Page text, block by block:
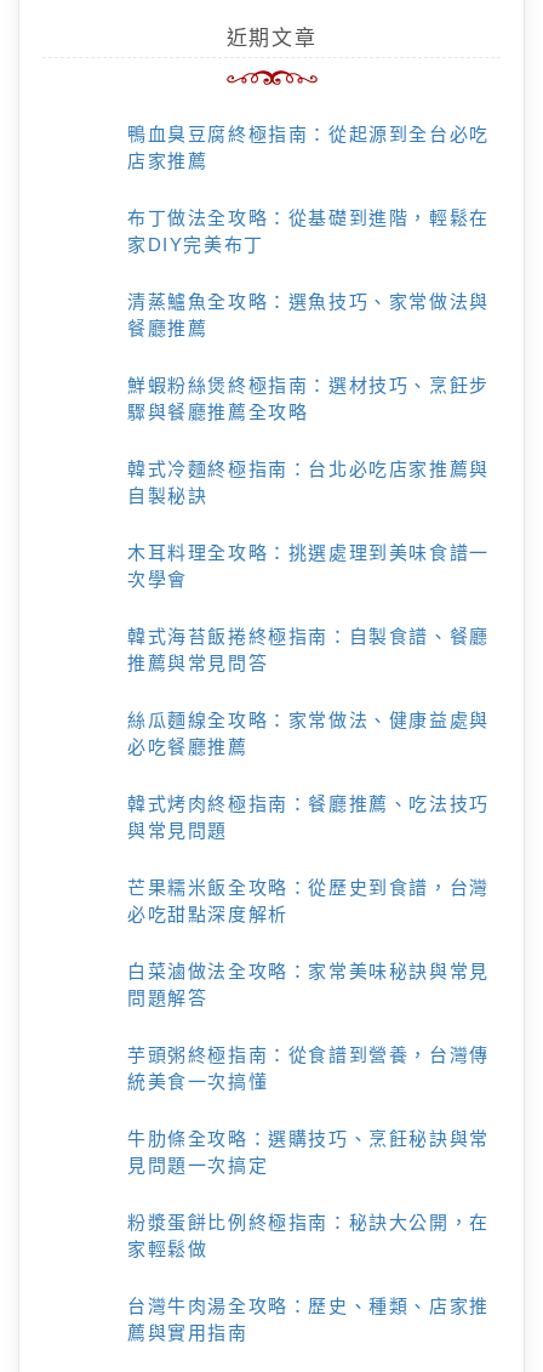
近期文章
鴨血臭豆腐終極指南：從起源到全台必吃
店家推薦
布丁做法全攻略：從基礎到進階，輕鬆在
家DIY完美布丁
清蒸鱸魚全攻略：選魚技巧、家常做法與
餐廳推薦
鮮蝦粉絲煲終極指南：選材技巧、烹飪步
驟與餐廳推薦全攻略
韓式冷麵終極指南：台北必吃店家推薦與
自製秘訣
木耳料理全攻略：挑選處理到美味食譜一
次學會
韓式海苔飯捲終極指南：自製食譜、餐廳
推薦與常見問答
絲瓜麵線全攻略：家常做法、健康益處與
必吃餐廳推薦
韓式烤肉終極指南：餐廳推薦、吃法技巧
與常見問題
芒果糯米飯全攻略：從歷史到食譜，台灣
必吃甜點深度解析
白菜滷做法全攻略：家常美味秘訣與常見
問題解答
芋頭粥終極指南：從食譜到營養，台灣傳
統美食一次搞懂
牛肋條全攻略：選購技巧、烹飪秘訣與常
見問題一次搞定
粉漿蛋餅比例終極指南：秘訣大公開，在
家輕鬆做
台灣牛肉湯全攻略：歷史、種類、店家推
薦與實用指南